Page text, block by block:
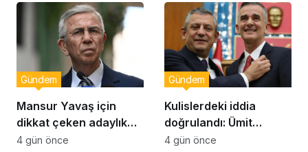
Mansur Yavaş için
dikkat çeken adaylık
çıkışı
Gündem
4 gün önce
Kulislerdeki iddia
doğrulandı: Ümit
Dikbayır AKP’ye mi
Gündem
4 gün önce